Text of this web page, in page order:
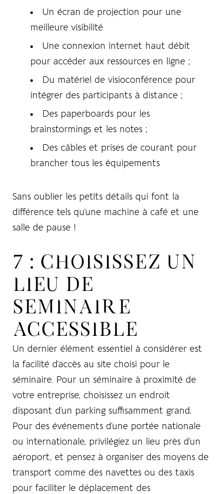
Un écran de projection pour une
meilleure visibilité
Une connexion internet haut débit
pour accéder aux ressources en ligne ;
Du matériel de visioconférence pour
intégrer des participants à distance ;
Des paperboards pour les
brainstormings et les notes ;
Des câbles et prises de courant pour
brancher tous les équipements
Sans oublier les petits détails qui font la
différence tels qu’une machine à café et une
salle de pause !
7 : CHOISISSEZ UN
LIEU DE
SEMINAIRE
ACCESSIBLE
Un dernier élément essentiel à considérer est
la facilité d’accès au site choisi pour le
séminaire. Pour un séminaire à proximité de
votre entreprise, choisissez un endroit
disposant d’un parking suffisamment grand.
Pour des événements d’une portée nationale
ou internationale, privilégiez un lieu près d’un
aéroport, et pensez à organiser des moyens de
transport comme des navettes ou des taxis
pour faciliter le déplacement des